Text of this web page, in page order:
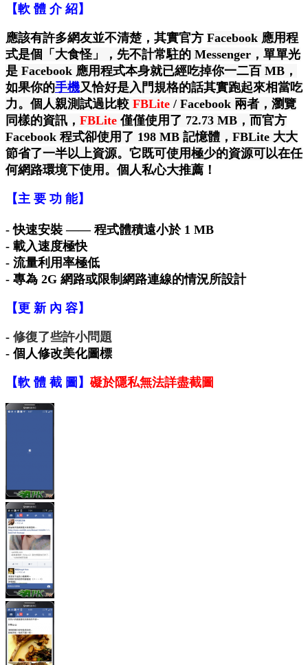
【軟 體 介 紹】
應該有許多網友並不清楚，其實官方 Facebook 應用程
式是個「大食怪」，先不計常駐的 Messenger，單單光
是 Facebook 應用程式本身就已經吃掉你一二百 MB，
如果你的手機又恰好是入門規格的話其實跑起來相當吃
力。個人親測試過比較 FBLite / Facebook 兩者，瀏覽
同樣的資訊， FBLite僅僅使用了 72.73 MB ， 而官方
Facebook 程式卻使用了 198 MB 記憶體，FBLite 大大
節省了一半以上資源。它既可使用極少的資源可以在任
何網路環境下使用 。個人私心大推薦 ！
【主 要 功 能】
- 快速安裝 —— 程式體積遠小於 1 MB
- 載入速度極快
- 流量利用率極低
- 專為 2G 網路或限制網路連線的情況所設計
【更 新 內 容】
- 修復了些許小問題
- 個人修改美化圖標
【軟 體 截 圖】 礙於隱私無法詳盡截圖